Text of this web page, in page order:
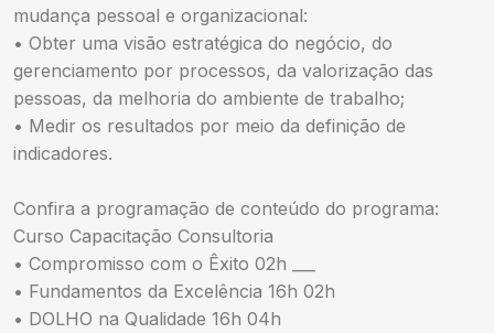
mudança pessoal e organizacional:
• Obter uma visão estratégica do negócio, do
gerenciamento por processos, da valorização das
pessoas, da melhoria do ambiente de trabalho;
• Medir os resultados por meio da definição de
indicadores.
Confira a programação de conteúdo do programa:
Curso Capacitação Consultoria
• Compromisso com o Êxito 02h ___
• Fundamentos da Excelência 16h 02h
• DOLHO na Qualidade 16h 04h